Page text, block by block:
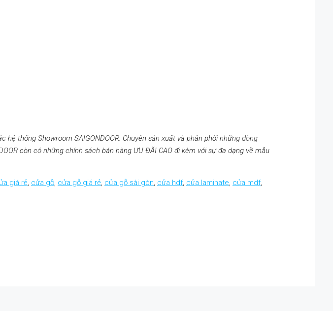
thống Showroom SAIGONDOOR. Chuyên sản xuất và phân phối những dòng
còn có những chính sách bán hàng ƯU ĐÃI CAO đi kèm với sự đa dạng về mẫu
giá rẻ, cửa gỗ, cửa gỗ giá rẻ, cửa gỗ sài gòn, cửa hdf, cửa laminate, cửa mdf,